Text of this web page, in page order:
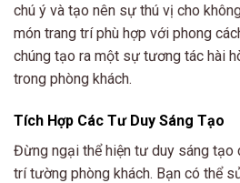
chú ý và tạo nên sự thú vị cho
món trang trí phù hợp với phong
chúng tạo ra một sự tương tác hài
trong phòng khách.
Tích Hợp Các Tư Duy Sáng Tạo
Đừng ngại thể hiện tư duy sáng tạo
trí tường phòng khách. Bạn có thể